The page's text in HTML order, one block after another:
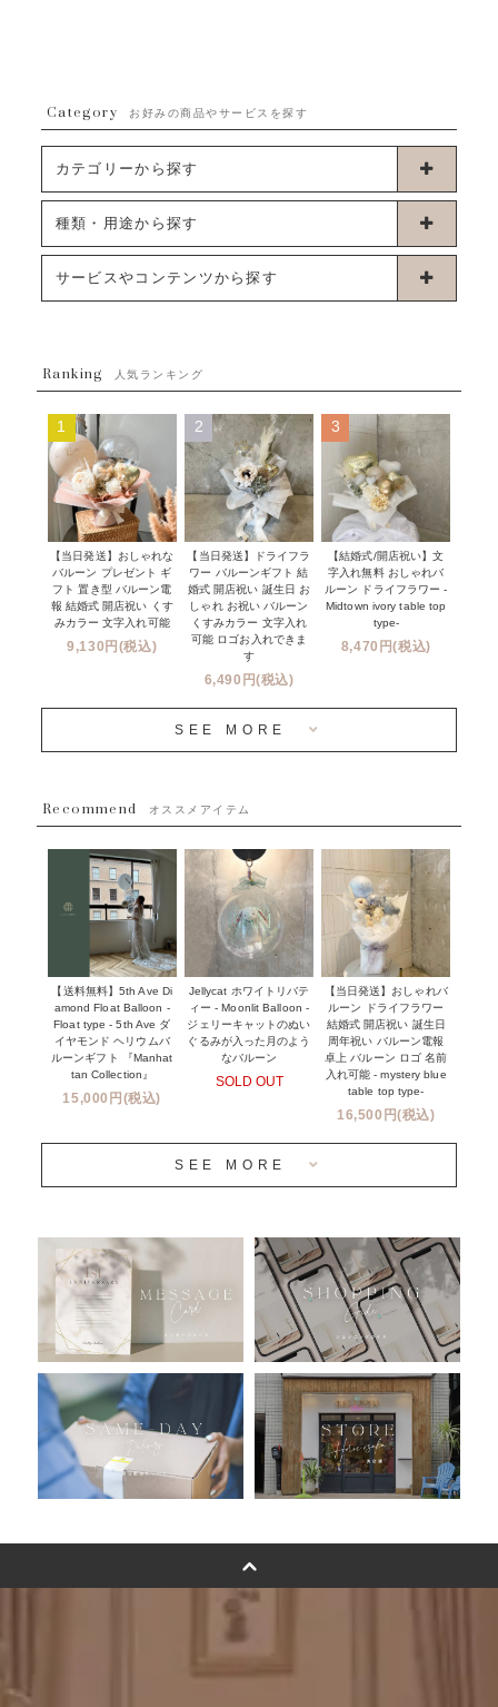
Category お好みの商品やサービスを探す
カテゴリーから探す
卓上タイプバルーン
ブーケタイプバルーン
ムーンリットバルーン
コンフェッティバルーン
フリンジバルーン
デコレーションセット
プロップスバルーン
オプション
成人式・卒業式・入学式バルーンブーケ
種類・用途から探す
お誕生日
開店・周年祝い
発表会・劇場
その他お祝い
クリスマス
新商品
~３０００円
~５５００円
１１０００円以上
NEW YORK MIND - ニューヨークスタイルバルーン
※コンフェッティバルーン -プリント内容-
サービスやコンテンツから探す
発送について
Q&A
メッセージカード・電報について
オーダーメイドについて
セミオーダーについて
フリンジバルーンについて
コンフェッティバルーンについて
ハワイウェディングサービス
企業・法人様
ウェディングコンフェッティバルーン特集
実店舗について -大阪 堀江店・名古屋 星ヶ丘店・滋賀 配送
センター店・沖縄 嘉手納基地店-
プリントサービス
前撮り写真バルーン特集
姉妹店＆関連ショップについて
安心のチャビーバルーン
おすすめ商品
バルーン自動販売機
浮くバルーンオーダーメイド - coming soonn -
卓上バルーンオーダーメイド
ムーンリットバルーンについて
その他オーダーメイド
バルーンフラワーブーケについて
プリントフォント詳細＆使用例
Ranking 人気ランキング
1
【当日発送】おしゃれな
バルーン プレゼント ギ
フト 置き型 バルーン電
報 結婚式 開店祝い くす
みカラー 文字入れ可能
9,130円(税込)
2
【当日発送】ドライフラ
ワー バルーンギフト 結
婚式 開店祝い 誕生日 お
しゃれ お祝い バルーン
くすみカラー 文字入れ
可能 ロゴお入れできま
す
6,490円(税込)
3
【結婚式/開店祝い】文
字入れ無料 おしゃれバ
ルーン ドライフラワー -
Midtown ivory table top
type-
8,470円(税込)
SEE MORE
Recommend オススメアイテム
【送料無料】5th Ave Di
amond Float Balloon -
Float type - 5th Ave ダ
イヤモンド ヘリウムバ
ルーンギフト 『Manhat
tan Collection』
15,000円(税込)
Jellycat ホワイトリバテ
ィー - Moonlit Balloon -
ジェリーキャットのぬい
ぐるみが入った月のよう
なバルーン
SOLD OUT
【当日発送】おしゃれバ
ルーン ドライフラワー
結婚式 開店祝い 誕生日
周年祝い バルーン電報
卓上 バルーン ロゴ 名前
入れ可能 - mystery blue
table top type-
16,500円(税込)
SEE MORE